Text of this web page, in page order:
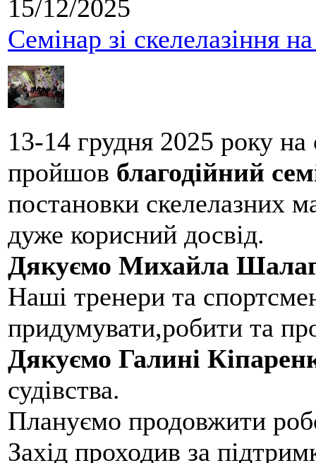
15/12/2025
Семінар зі скелелазіння
13-14 грудня 2025 року
пройшов благодійний
постановки скелелазних
дуже корисний досвід.
Дякуємо Михайла
Наші тренери та
придумувати,робити та
Дякуємо Галині
судівства.
Плануємо продовжити
Захід проходив за